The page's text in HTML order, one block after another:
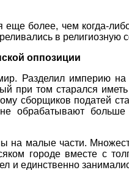
еще более, чем когда-
в религиозную
оппозиции
Разделил империю на
при том старался
сборщиков податей
не обрабатывают
на малые части.
городе вместе с
и единственно